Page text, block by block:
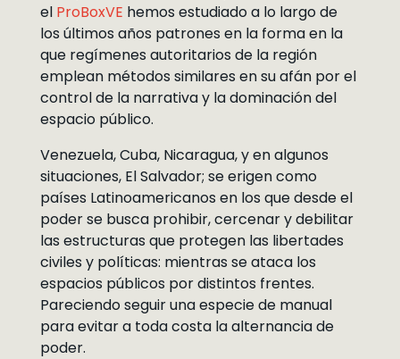
el ProBoxVE hemos estudiado a lo largo de
los últimos años patrones en la forma en la
que regímenes autoritarios de la región
emplean métodos similares en su afán por el
control de la narrativa y la dominación del
espacio público.
Venezuela, Cuba, Nicaragua, y en algunos
situaciones, El Salvador; se erigen como
países Latinoamericanos en los que desde el
poder se busca prohibir, cercenar y debilitar
las estructuras que protegen las libertades
civiles y políticas: mientras se ataca los
espacios públicos por distintos frentes.
Pareciendo seguir una especie de manual
para evitar a toda costa la alternancia de
poder.